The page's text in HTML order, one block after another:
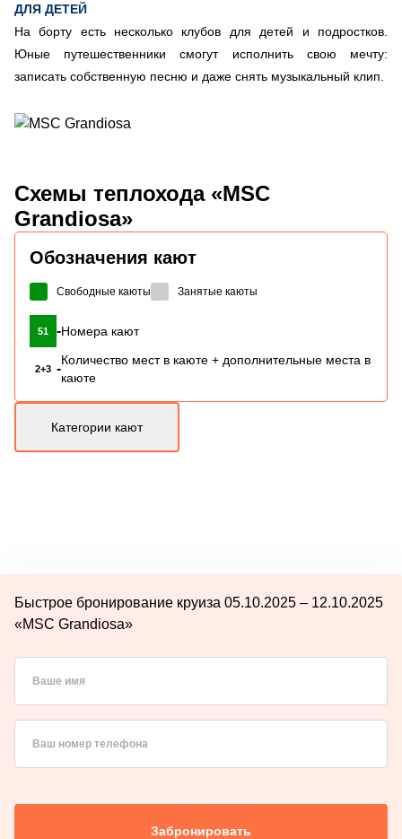
ДЛЯ ДЕТЕЙ
На борту есть несколько клубов для детей и подростков.
Юные путешественники смогут исполнить свою мечту:
записать собственную песню и даже снять музыкальный клип.
Схемы теплохода «MSC
Grandiosa»
Обозначения кают
Свободные каюты Занятые каюты
51 -Номера кают
2+3 -
Количество мест в каюте + дополнительные места в
каюте
Категории кают
Быстрое бронирование круиза 05.10.2025 – 12.10.2025
«MSC Grandiosa»
Ваше имя
Ваш номер телефона
Забронировать